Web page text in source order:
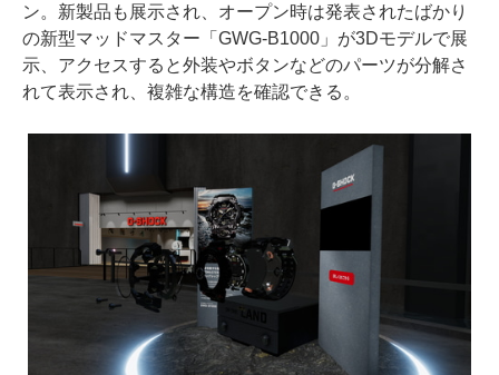
ン。新製品も展示され、オープン時は発表されたばかり
の新型マッドマスター「GWG-B1000」が3Dモデルで展
示、アクセスすると外装やボタンなどのパーツが分解さ
れて表示され、複雑な構造を確認できる。